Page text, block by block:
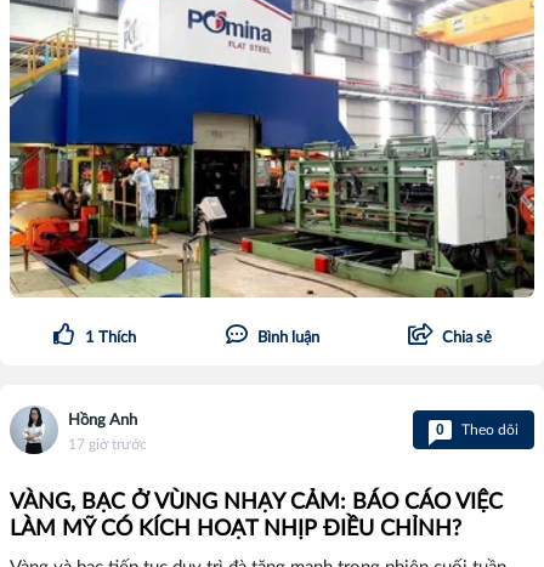
1 Thích Bình luận Chia sẻ
Hồng Anh
17 giờ trước
0 Theo dõi
VÀNG, BẠC Ở VÙNG NHẠY CẢM: BÁO CÁO VIỆC
LÀM MỸ CÓ KÍCH HOẠT NHỊP ĐIỀU CHỈNH?